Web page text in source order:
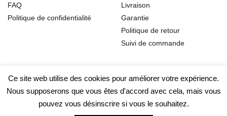
FAQ
Politique de confidentialité
Livraison
Garantie
Politique de retour
Suivi de commande
Ce site web utilise des cookies pour améliorer votre expérience.
Nous supposerons que vous êtes d'accord avec cela, mais vous
pouvez vous désinscrire si vous le souhaitez.